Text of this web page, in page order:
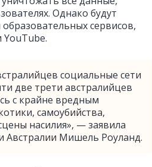
Однако будут
сервисов,
YouTube.
социальные сети
две трети австралийцев
с крайне вредным
самоубийства,
насилия», — заявила
Австралии Мишель Роуланд.